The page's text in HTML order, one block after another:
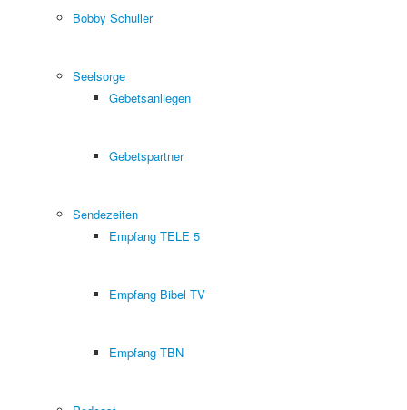
Bobby Schuller
Seelsorge
Gebetsanliegen
Gebetspartner
Sendezeiten
Empfang TELE 5
Empfang Bibel TV
Empfang TBN